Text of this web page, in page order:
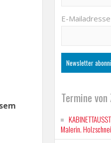
E-Mailadresse
Termine
Malerin.